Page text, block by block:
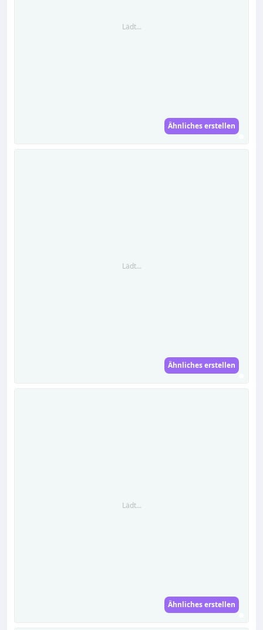
Lädt...
Ähnliches erstellen
Lädt...
Ähnliches erstellen
Lädt...
Ähnliches erstellen